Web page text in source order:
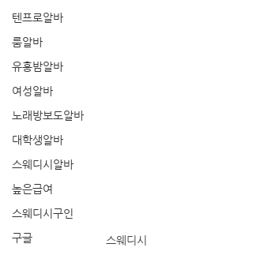
텐프로알바
룸알바
유흥밤알바
여성알바
노래방보도알바
대학생알바
스웨디시알바
높은급여
스웨디시구인
구글
스웨디시